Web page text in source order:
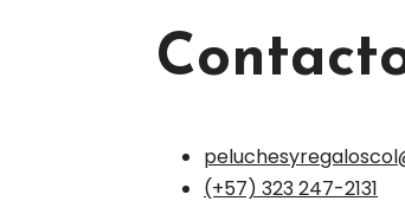
(+57) 323 247-2131